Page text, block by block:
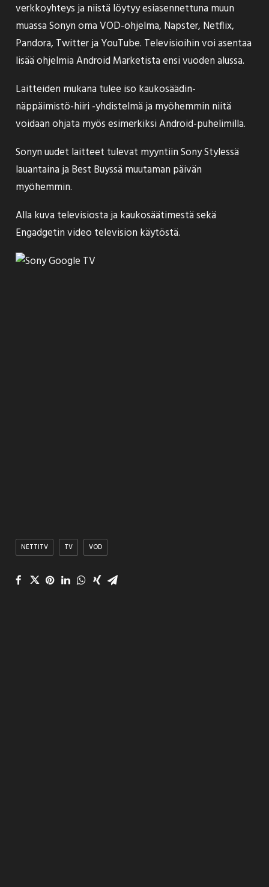
verkkoyhteys ja niistä löytyy esiasennettuna muun
muassa Sonyn oma VOD-ohjelma, Napster, Netflix,
Pandora, Twitter ja YouTube. Televisioihin voi asentaa
lisää ohjelmia Android Marketista ensi vuoden alussa.
Laitteiden mukana tulee iso kaukosäädin-
näppäimistö-hiiri -yhdistelmä ja myöhemmin niitä
voidaan ohjata myös esimerkiksi Android-puhelimilla.
Sonyn uudet laitteet tulevat myyntiin Sony Stylessä
lauantaina ja Best Buyssä muutaman päivän
myöhemmin.
Alla kuva televisiosta ja kaukosäätimestä sekä
Engadgetin video television käytöstä.
NETTITV TV VOD